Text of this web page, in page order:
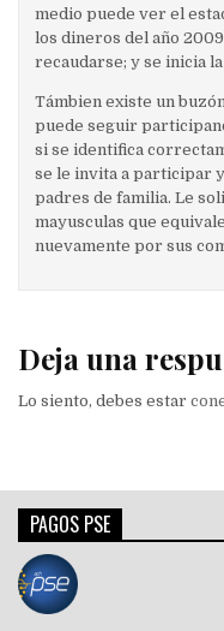
medio puede ver el
los dineros del año
recaudarse; y se inicia
Támbien existe un
puede seguir
si se identifica
se le invita a participar
padres de familia. Le
mayusculas que
nuevamente por sus
Deja una
Lo siento, debes estar
PAGOS PSE